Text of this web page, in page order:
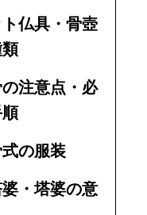
仏具・骨壺
注意点・必
の服装
・塔婆の意